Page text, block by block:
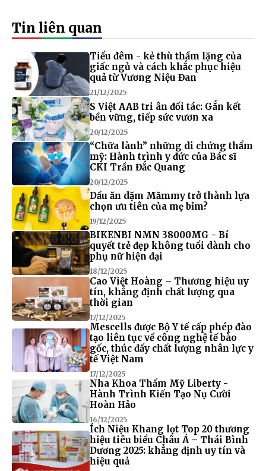
Tin liên quan
Tiểu đêm - kẻ thù thầm lặng của
giấc ngủ và cách khắc phục hiệu
quả từ Vương Niệu Đan
21/12/2025
S Việt AAB tri ân đối tác: Gắn kết
bền vững, tiếp sức vươn xa
20/12/2025
“Chữa lành” những di chứng thẩm
mỹ: Hành trình y đức của Bác sĩ
CKI Trần Đắc Quang
20/12/2025
Dầu ăn dặm Mămmy trở thành lựa
chọn ưu tiên của mẹ bỉm?
19/12/2025
BIKENBI NMN 38000MG - Bí
quyết trẻ đẹp không tuổi dành cho
phụ nữ hiện đại
18/12/2025
Cao Việt Hoàng – Thương hiệu uy
tín, khẳng định chất lượng qua
thời gian
17/12/2025
Mescells được Bộ Y tế cấp phép đào
tạo liên tục về công nghệ tế bào
gốc, thúc đẩy chất lượng nhân lực y
tế Việt Nam
17/12/2025
Nha Khoa Thẩm Mỹ Liberty -
Hành Trình Kiến Tạo Nụ Cười
Hoàn Hảo
16/12/2025
Ích Niệu Khang lọt Top 20 thương
hiệu tiêu biểu Châu Á – Thái Bình
Dương 2025: khẳng định uy tín và
hiệu quả